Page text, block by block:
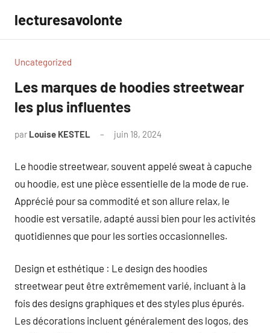
contenu
lecturesavolonte
Uncategorized
Les marques de hoodies streetwear
les plus influentes
par Louise KESTEL juin 18, 2024
Le hoodie streetwear, souvent appelé sweat à capuche
ou hoodie, est une pièce essentielle de la mode de rue.
Apprécié pour sa commodité et son allure relax, le
hoodie est versatile, adapté aussi bien pour les activités
quotidiennes que pour les sorties occasionnelles.
Design et esthétique : Le design des hoodies
streetwear peut être extrêmement varié, incluant à la
fois des designs graphiques et des styles plus épurés.
Les décorations incluent généralement des logos, des